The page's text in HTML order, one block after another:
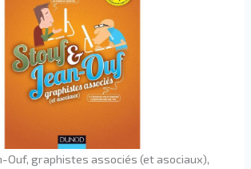
Ouf, graphistes associés (et asociaux),